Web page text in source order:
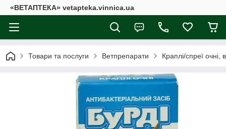
«ВЕТАПТЕКА» vetapteka.vinnica.ua
Товари та послуги Ветпрепарати Краплі/спреї очні,